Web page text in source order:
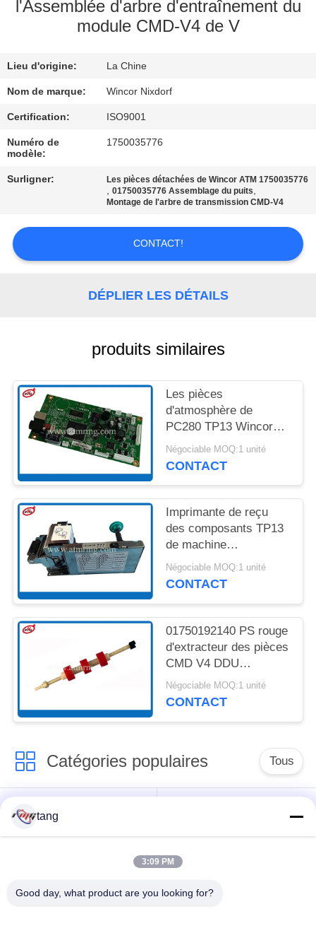
L'USINE
QUALITÉ
CONTACTEZ-
NOUS
NOUVELLES
LES
AFFAIRES
DEMANDEZ
DU
SITE
POLITIQUE
DE
CONFIDENTIALITÉ
l'Assemblée d'arbre d'entraînement du
module CMD-V4 de V
Lieu d'origine: La Chine
Nom de marque: Wincor Nixdorf
Certification: ISO9001
Numéro de
modèle:
1750035776
Surligner: Les pièces détachées de Wincor ATM 1750035776
,01750035776 Assemblage du puits,
Montage de l'arbre de transmission CMD-V4
CONTACT!
DÉPLIER LES DÉTAILS
produits similaires
Les pièces
d'atmosphère de
PC280 TP13 Wincor
acquittent l'imprimante
Control Board
Négociable MOQ:1 unité
CONTACT
Imprimante de reçu
des composants TP13
de machine
d'atmosphère de
Wincor Procash PC280
Négociable MOQ:1 unité
CONTACT
01750192140 PS rouge
d'extracteur des pièces
CMD V4 DDU
d'atmosphère de
Wincor avec l'axe
Négociable MOQ:1 unité
CONTACT
Catégories populaires Tous
Pièces de rechange
d'atmosphère
Pièces d'atmosphère
tang
3:09 PM
Good day, what product are you looking for?